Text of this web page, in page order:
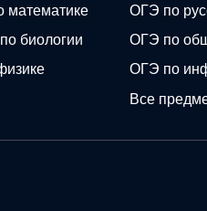
математике
биологии
ОГЭ по
ОГЭ по
ОГЭ по
Все